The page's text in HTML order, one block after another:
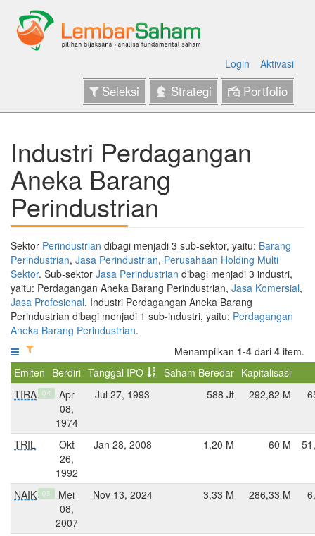
Login Aktivasi
Seleksi Strategi Portfolio
Industri Perdagangan
Aneka Barang
Perindustrian
Sektor Perindustrian dibagi menjadi 3 sub-sektor, yaitu: Barang
Perindustrian, Jasa Perindustrian, Perusahaan Holding Multi
Sektor. Sub-sektor Jasa Perindustrian dibagi menjadi 3 industri,
yaitu: Perdagangan Aneka Barang Perindustrian, Jasa Komersial,
Jasa Profesional. Industri Perdagangan Aneka Barang
Perindustrian dibagi menjadi 1 sub-industri, yaitu: Perdagangan
Aneka Barang Perindustrian.
Menampilkan 1-4 dari 4 item.
Emiten Berdiri Tanggal IPO Saham Beredar Kapitalisasi
TIRA
Q4
Apr
08,
1974
Jul 27, 1993 588 Jt 292,82 M
TRIL
Okt
26,
1992
Jan 28, 2008 1,20 M 60 M -
NAIK Q3
Mei
08,
2007
Nov 13, 2024 3,33 M 286,33 M